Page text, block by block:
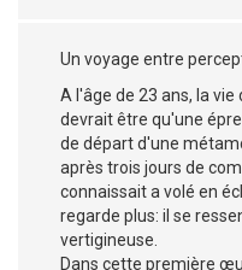
Un voyage entre
A l'âge de 23 ans, la vie
devrait être qu'une
de départ d'une
après trois jours de
connaissait a volé en
regarde plus: il se
vertigineuse.
Dans cette première